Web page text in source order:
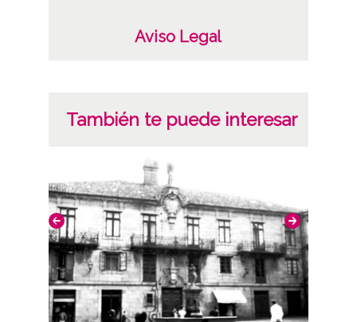
Aviso Legal
También te puede interesar